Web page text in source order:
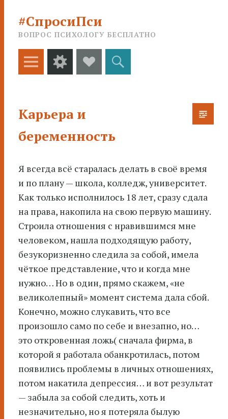
#СпросиПси
ВОПРОС ПСИХОЛОГУ БЕСПЛАТНО
Меню ВиджетыSocial
Links
Поиск
Карьера и
беременность
Я всегда всё старалась делать в своё время
и по плану — школа, колледж, университет.
Как только исполнилось 18 лет, сразу сдала
на права, накопила на свою первую машину.
Строила отношения с нравившимся мне
человеком, нашла подходящую работу,
безукоризненно следила за собой, имела
чёткое представление, что и когда мне
нужно… Но в один, прямо скажем, «не
великолепный» момент система дала сбой.
Конечно, можно слукавить, что все
произошло само по себе и внезапно, но…
это откровенная ложь( сначала фирма, в
которой я работала обанкротилась, потом
появились проблемы в личных отношениях,
потом накатила депрессия… и вот результат
— забыла за собой следить, хоть и
незначительно, но я потеряла былую